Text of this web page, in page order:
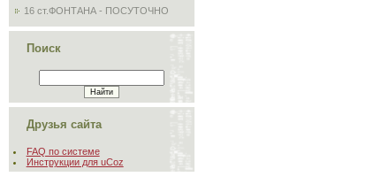
16 ст.ФОНТАНА - ПОСУТОЧНО
Поиск
Друзья сайта
FAQ по системе
Инструкции для uCoz